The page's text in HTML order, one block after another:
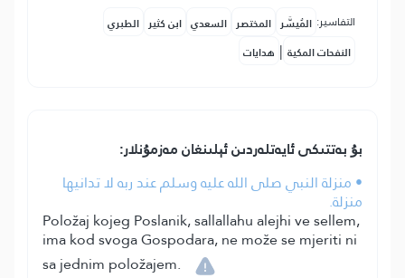
التفاسير: المُيسَّر المختصر السعدي ابن كثير الطبري
النفحات المكية | هدايات
بۇ بەتتىكى ئايەتلەردىن ئېلىنغان مەزمۇنلار:
• منزلة النبي صلى الله عليه وسلم عند ربه لا تدانيها
منزلة.
Položaj kojeg Poslanik, sallallahu alejhi ve sellem,
ima kod svoga Gospodara, ne može se mjeriti ni
sa jednim položajem.